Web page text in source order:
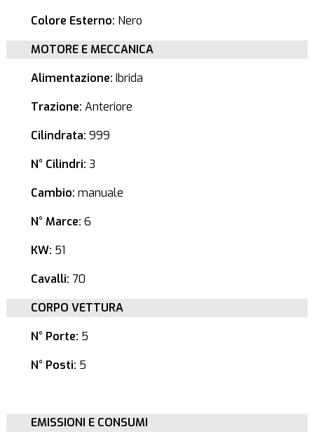
Colore Esterno: Nero
MOTORE E MECCANICA
Alimentazione: Ibrida
Trazione: Anteriore
Cilindrata: 999
N° Cilindri: 3
Cambio: manuale
N° Marce: 6
KW: 51
Cavalli: 70
CORPO VETTURA
N° Porte: 5
N° Posti: 5
EMISSIONI E CONSUMI